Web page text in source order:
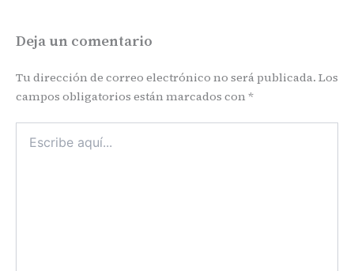
Deja un comentario
Tu dirección de correo electrónico no será publicada. Los
campos obligatorios están marcados con *
aquí...